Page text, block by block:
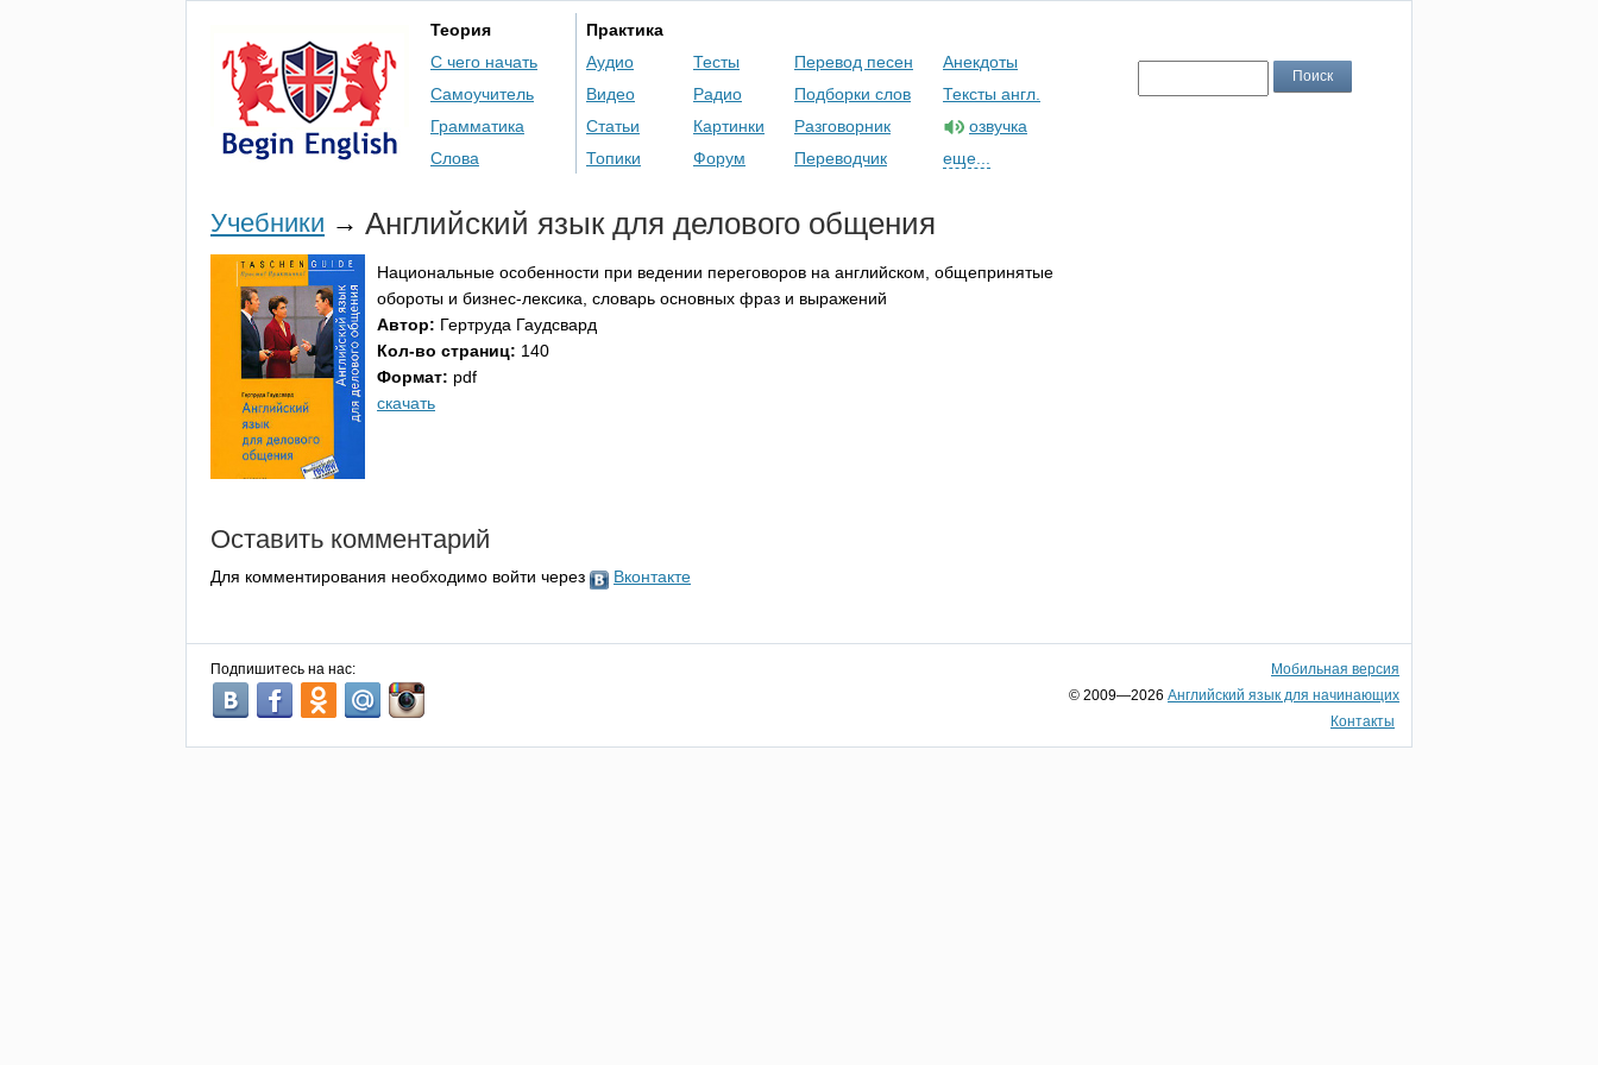
Теория
С чего начать
Самоучитель
Грамматика
Слова
Практика
Аудио
Видео
Статьи
Топики
Тесты
Радио
Картинки
Форум
Перевод песен
Подборки слов
Разговорник
Переводчик
Анекдоты
Тексты англ.
озвучка
еще...
Учебники → Английский язык для делового общения
Национальные особенности при ведении переговоров на английском, общепринятые
обороты и бизнес-лексика, словарь основных фраз и выражений
Автор: Гертруда Гаудсвард
Кол-во страниц: 140
Формат: pdf
скачать
Оставить комментарий
Для комментирования необходимо войти через Вконтакте
Подпишитесь на нас:
Мобильная версия
© 2009—2026 Английский язык для начинающих
Контакты